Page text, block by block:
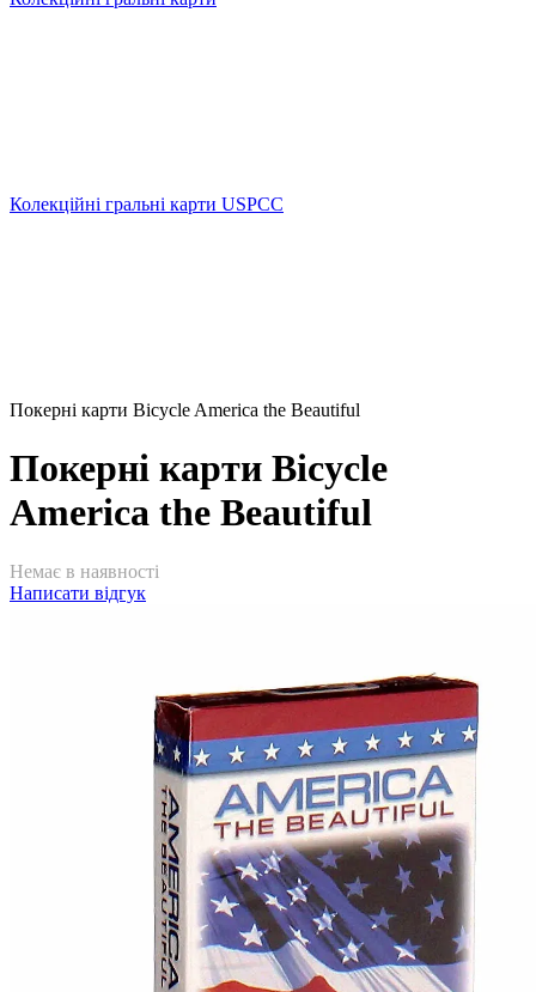
Колекційні гральні карти USPCC
Покерні карти Bicycle America the Beautiful
Покерні карти Bicycle
America the Beautiful
Немає в наявності
Написати відгук